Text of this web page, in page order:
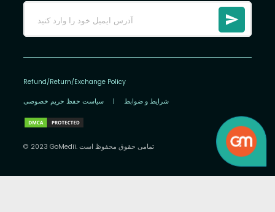
Refund/Return/Exchange Policy
سیاست حفظ حریم خصوصی | شرایط و ضوابط
© 2023 GoMedii. تمامی حقوق محفوظ است